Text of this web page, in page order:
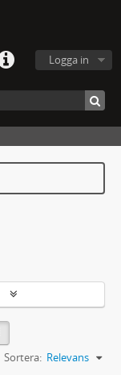
Logga in
Sortera: Relevans